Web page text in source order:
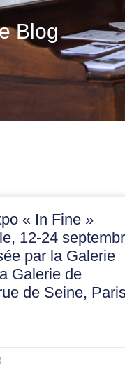
Blog
« In Fine »
12-24
par la Galerie
Galerie de
de Seine,